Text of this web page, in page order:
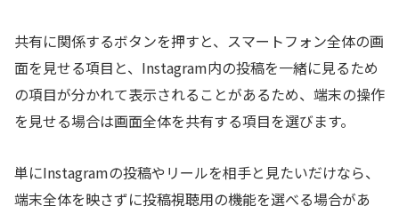
共有に関係するボタンを押すと、スマートフォン全体の画
面を見せる項目と、Instagram内の投稿を一緒に見るため
の項目が分かれて表示されることがあるため、端末の操作
を見せる場合は画面全体を共有する項目を選びます。
単にInstagramの投稿やリールを相手と見たいだけなら、
端末全体を映さずに投稿視聴用の機能を選べる場合があ